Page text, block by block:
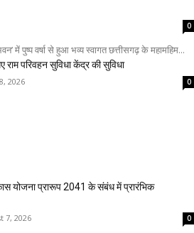
0
में पुष्प वर्षा से हुआ भव्य स्वागत छत्तीसगढ़ के महामहिम...
राम परिवहन सुविधा केंद्र की सुविधा
2026 0
योजना प्रारूप 2041 के संबंध में प्रारंभिक
7, 2026 0